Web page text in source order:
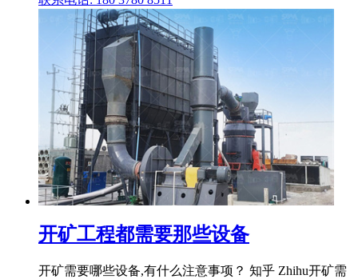
开矿工程都需要那些设备
开矿需要哪些设备,有什么注意事项？ 知乎 Zhihu开矿需